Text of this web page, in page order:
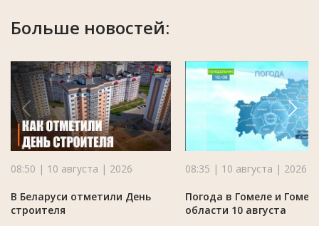
Больше новостей:
08:50 | 10 августа | 2026
В Беларуси отметили День
строителя
08:35 | 10 августа | 2026
Погода в Гомеле и
области 10 августа